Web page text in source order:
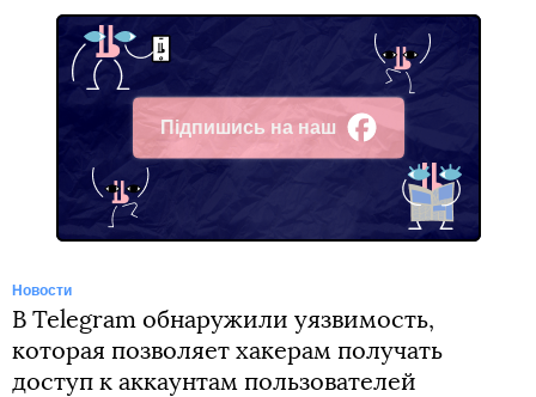
Підпишись на наш
Facebook
Новости
В Telegram обнаружили уязвимость,
которая позволяет хакерам получать
доступ к аккаунтам пользователей